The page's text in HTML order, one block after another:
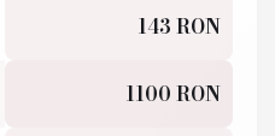
143 RON
1100 RON